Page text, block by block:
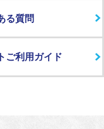
る質問
ご利用ガイド